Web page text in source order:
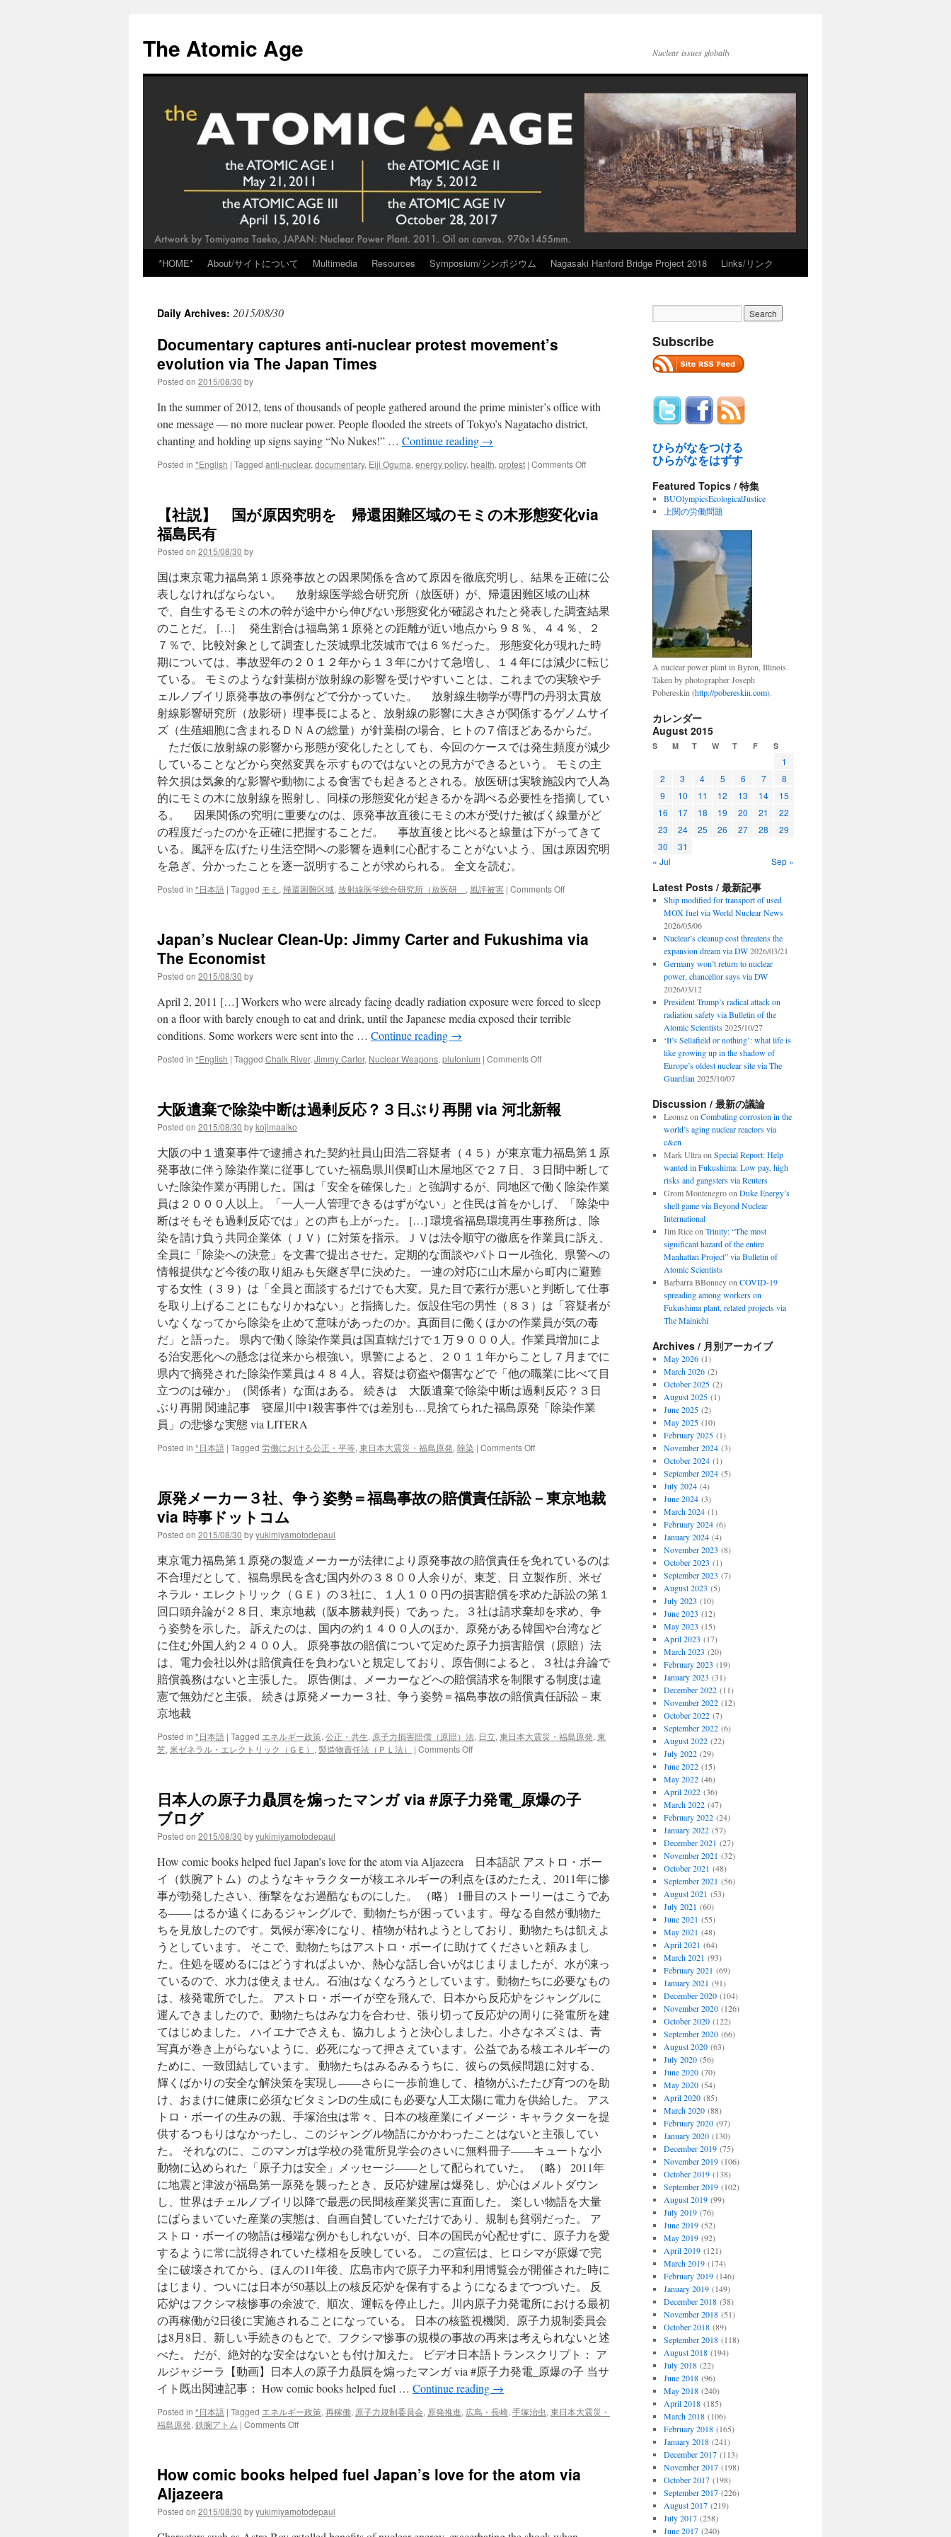
content
The Atomic Age Nuclear issues globally
*HOME* About/サイトについて Multimedia Resources Symposium/シンポジウム Nagasaki Hanford Bridge Project 2018 Links/リンク
Daily Archives: 2015/08/30
Documentary captures anti-nuclear protest movement’s
evolution via The Japan Times
Posted on 2015/08/30 by
In the summer of 2012, tens of thousands of people gathered around the prime minister’s office with
one message — no more nuclear power. People flooded the streets of Tokyo’s Nagatacho district,
chanting and holding up signs saying “No Nukes!” … Continue reading →
Posted in *English | Tagged anti-nuclear, documentary, Eiji Oguma, energy policy, health, protest | Comments Offon
nuclear
The
Japan
Times
【社説】 国が原因究明を 帰還困難区域のモミの木形態変化via
福島民有
Posted on 2015/08/30 by
国は東京電力福島第１原発事故との因果関係を含めて原因を徹底究明し、結果を正確に公
表しなければならない。 放射線医学総合研究所（放医研）が、帰還困難区域の山林
で、自生するモミの木の幹が途中から伸びない形態変化が確認されたと発表した調査結果
のことだ。 […] 発生割合は福島第１原発との距離が近い地点から９８％、４４％、２
７％で、比較対象として調査した茨城県北茨城市では６％だった。 形態変化が現れた時
期については、事故翌年の２０１２年から１３年にかけて急増し、１４年には減少に転じ
ている。 モミのような針葉樹が放射線の影響を受けやすいことは、これまでの実験やチ
ェルノブイリ原発事故の事例などで分かっていた。 放射線生物学が専門の丹羽太貫放
射線影響研究所（放影研）理事長によると、放射線の影響に大きさが関係するゲノムサイ
ズ（生殖細胞に含まれるＤＮＡの総量）が針葉樹の場合、ヒトの７倍ほどあるからだ。
ただ仮に放射線の影響から形態が変化したとしても、今回のケースでは発生頻度が減少
していることなどから突然変異を示すものではないとの見方ができるという。 モミの主
幹欠損は気象的な影響や動物による食害でも起きるとされる。放医研は実験施設内で人為
的にモミの木に放射線を照射し、同様の形態変化が起きるかを調べる必要性を指摘してい
る。 因果関係の究明に重要なのは、原発事故直後にモミの木が受けた被ばく線量がど
の程度だったのかを正確に把握することだ。 事故直後と比べると線量は下がってきて
いる。風評を広げたり生活空間への影響を過剰に心配することがないよう、国は原因究明
を急ぎ、分かったことを逐一説明することが求められる。 全文を読む。
Posted in *日本語 | Tagged モミ , 帰還困難区域, 放射線医学総合研究所（放医研＿ , 風評被害 | Comments Offon
が
を
帰
形
態
変
化
via
福
島
民
有
Japan’s Nuclear Clean-Up: Jimmy Carter and Fukushima via
The Economist
Posted on 2015/08/30 by
April 2, 2011 […] Workers who were already facing deadly radiation exposure were forced to sleep
on a floor with barely enough to eat and drink, until the Japanese media exposed their terrible
conditions. Some workers were sent into the … Continue reading →
Posted in *English | Tagged Chalk River, Jimmy Carter, Nuclear Weapons, plutonium | Comments Offon
Up:
and
Fukushima
via
The
Economist
大阪遺棄で除染中断は過剰反応？３日ぶり再開 via 河北新報
Posted on 2015/08/30 bykojimaaiko
大阪の中１遺棄事件で逮捕された契約社員山田浩二容疑者（４５）が東京電力福島第１原
発事故に伴う除染作業に従事していた福島県川俣町山木屋地区で２７日、３日間中断して
いた除染作業が再開した。国は「安全を確保した」と強調するが、同地区で働く除染作業
員は２０００人以上。「一人一人管理できるはずがない」と住民は首をかしげ、「除染中
断はそもそも過剰反応では」との声も上がった。 […] 環境省福島環境再生事務所は、除
染を請け負う共同企業体（ＪＶ）に対策を指示。ＪＶは法令順守の徹底を作業員に訴え、
全員に「除染への決意」を文書で提出させた。定期的な面談やパトロール強化、県警への
情報提供など今後の取り組みも矢継ぎ早に決めた。 一連の対応に山木屋から町内に避難
する女性（３９）は「全員と面談するだけでも大変。見た目で素行が悪いと判断して仕事
を取り上げることにもなりかねない」と指摘した。仮設住宅の男性（８３）は「容疑者が
いなくなってから除染を止めて意味があったのか。真面目に働くほかの作業員が気の毒
だ」と語った。 県内で働く除染作業員は国直轄だけで１万９０００人。作業員増加によ
る治安悪化への懸念は従来から根強い。県警によると、２０１１年からことし７月までに
県内で摘発された除染作業員は４８４人。容疑は窃盗や傷害などで「他の職業に比べて目
立つのは確か」（関係者）な面はある。 続きは 大阪遺棄で除染中断は過剰反応？３日
ぶり再開 関連記事 寝屋川中1殺害事件では差別も…見捨てられた福島原発「除染作業
員」の悲惨な実態 via LITERA
Posted in *日本語 | Tagged 労働における公正・平等, 東日本大震災・福島原発, 除染 | Comments Offon
棄
断
は
過
剰
反
応？
３
日
り
再
開
北
原発メーカー３社、争う姿勢＝福島事故の賠償責任訴訟－東京地裁
via 時事ドットコム
Posted on 2015/08/30 byyukimiyamotodepaul
東京電力福島第１原発の製造メーカーが法律により原発事故の賠償責任を免れているのは
不合理だとして、福島県民を含む国内外の３８００人余りが、東芝、日 立製作所、米ゼ
ネラル・エレクトリック（ＧＥ）の３社に、１人１００円の損害賠償を求めた訴訟の第１
回口頭弁論が２８日、東京地裁（阪本勝裁判長）であっ た。３社は請求棄却を求め、争
う姿勢を示した。 訴えたのは、国内の約１４００人のほか、原発がある韓国や台湾など
に住む外国人約２４００人。 原発事故の賠償について定めた原子力損害賠償（原賠）法
は、電力会社以外は賠償責任を負わないと規定しており、原告側によると、３社は弁論で
賠償義務はないと主張した。 原告側は、メーカーなどへの賠償請求を制限する制度は違
憲で無効だと主張。 続きは原発メーカー３社、争う姿勢＝福島事故の賠償責任訴訟－東
京地裁
Posted in *日本語 | Tagged エネルギー政策, 公正・共生, 原子力損害賠償（原賠）法, 日立, 東日本大震災・福島原発, 東
芝, 米ゼネラル・エレクトリック（ＧＥ） , 製造物責任法（ＰＬ法） | Comments Offon
ー
争
う
姿
勢
＝
福
事
故
の
賠
償
責
任
訴
訟
－
東
京
地
裁
via
時
事
ド
ッ
ト
コ
ム
日本人の原子力贔屓を煽ったマンガ via #原子力発電_原爆の子
ブログ
Posted on 2015/08/30 byyukimiyamotodepaul
How comic books helped fuel Japan’s love for the atom via Aljazeera 日本語訳 アストロ・ボー
イ（鉄腕アトム）のようなキャラクターが核エネルギーの利点をほめたたえ、2011年に惨
事が勃発したさい、衝撃をなお過酷なものにした。 （略） 1冊目のストーリーはこうであ
る―― はるか遠くにあるジャングルで、動物たちが困っています。母なる自然が動物た
ちを見放したのです。気候が寒冷になり、植物が枯れようとしており、動物たちは飢えよ
うとしています。 そこで、動物たちはアストロ・ボーイに助けてくださいと頼みまし
た。住処を暖めるにはどうすればよいか、熱心な話し合いがはじまりましたが、水が凍っ
ているので、水力は使えません。石油はなくなろうとしています。動物たちに必要なもの
は、核発電所でした。 アストロ・ボーイが空を飛んで、日本から反応炉をジャングルに
運んできましたので、動物たちはみな力を合わせ、張り切って反応炉の周りに発電所を建
てはじめました。 ハイエナでさえも、協力しようと決心しました。小さなネズミは、青
写真が巻き上がらないように、必死になって押さえています。公益である核エネルギーの
ために、一致団結しています。 動物たちはみるみるうちに、彼らの気候問題に対する、
輝くばかりの安全な解決策を実現し――さらに一歩前進して、植物がふたたび育つのを助
け、おまけに健康に必須なビタミンDの生成にも必要な人工太陽に電力を供給した。 アス
トロ・ボーイの生みの親、手塚治虫は常々、日本の核産業にイメージ・キャラクターを提
供するつもりはなかったし、このジャングル物語にかかわったことはないと主張してい
た。 それなのに、このマンガは学校の発電所見学会のさいに無料冊子――キュートな小
動物に込められた「原子力は安全」メッセージ――として配られていた。 （略） 2011年
に地震と津波が福島第一原発を襲ったとき、反応炉建屋は爆発し、炉心はメルトダウン
し、世界はチェルノブイリ以降で最悪の民間核産業災害に直面した。 楽しい物語を大量
にばらまいていた産業の実態は、自画自賛していただけであり、規制も貧弱だった。 ア
ストロ・ボーイの物語は極端な例かもしれないが、日本の国民が心配せずに、原子力を愛
するように常に説得されていた様相を反映している。 この宣伝は、ヒロシマが原爆で完
全に破壊されてから、ほんの11年後、広島市内で原子力平和利用博覧会が開催された時に
はじまり、ついには日本が50基以上の核反応炉を保有するようになるまでつづいた。 反
応炉はフクシマ核惨事の余波で、順次、運転を停止した。川内原子力発電所における最初
の再稼働が2日後に実施されることになっている。 日本の核監視機関、原子力規制委員会
は8月8日、新しい手続きのもとで、フクシマ惨事の規模の事故の再来は考えられないと述
べた。 だが、絶対的な安全はないとも付け加えた。 ビデオ日本語トランスクリプト： ア
ルジャジーラ【動画】日本人の原子力贔屓を煽ったマンガ via #原子力発電_原爆の子 当サ
イト既出関連記事： How comic books helped fuel … Continue reading →
Posted in *日本語 | Tagged エネルギー政策, 再稼働, 原子力規制委員会, 原発推進, 広島・長崎, 手塚治虫, 東日本大震災・
福島原発, 鉄腕アトム | Comments Offon
の
力
How comic books helped fuel Japan’s love for the atom via
Aljazeera
Posted on 2015/08/30 byyukimiyamotodepaul
Subscribe
ひらがなをつける
ひらがなをはずす
Featured Topics / 特集
BUOlympicsEcologicalJustice
上関の労働問題
A nuclear power plant in Byron, Illinois.
Taken by photographer Joseph
Pobereskin (http://pobereskin.com).
カレンダー
August 2015
S M T W T F S
1
2
3 4 5 6 7
8
9
10 11 12 13 14
15
16
17 18 19 20 21
22
23
24 25 26 27 28
29
30
31
« Jul
Sep »
Latest Posts / 最新記事
Ship modified for transport of used
MOX fuel via World Nuclear News
2026/05/06
Nuclear’s cleanup cost threatens the
expansion dream via DW 2026/03/21
Germany won’t return to nuclear
power, chancellor says via DW
2026/03/12
President Trump’s radical attack on
radiation safety via Bulletin of the
Atomic Scientists 2025/10/27
‘It’s Sellafield or nothing’: what life is
like growing up in the shadow of
Europe’s oldest nuclear site via The
Guardian 2025/10/07
Discussion / 最新の議論
Leonszon Combating corrosion in the
world’s aging nuclear reactors via
c&en
Mark Ultraon Special Report: Help
wanted in Fukushima: Low pay, high
risks and gangsters via Reuters
Grom Montenegroon Duke Energy’s
shell game via Beyond Nuclear
International
Jim Riceon Trinity: “The most
significant hazard of the entire
Manhattan Project” via Bulletin of
Atomic Scientists
Barbarra BBonneyon COVID-19
spreading among workers on
Fukushima plant, related projects via
The Mainichi
Archives / 月別アーカイブ
May 2026(1)
March 2026(2)
October 2025(2)
August 2025(1)
June 2025(2)
May 2025(10)
February 2025(1)
November 2024(3)
October 2024(1)
September 2024(5)
July 2024(4)
June 2024(3)
March 2024(1)
February 2024(6)
January 2024(4)
November 2023 (8)
October 2023 (1)
September 2023 (7)
August 2023 (5)
July 2023 (10)
June 2023 (12)
May 2023 (15)
April 2023 (17)
March 2023 (20)
February 2023 (19)
January 2023 (31)
December 2022(11)
November 2022(12)
October 2022(7)
September 2022(6)
August 2022(22)
July 2022(29)
June 2022(15)
May 2022(46)
April 2022(36)
March 2022(47)
February 2022(24)
January 2022(57)
December 2021 (27)
November 2021 (32)
October 2021 (48)
September 2021 (56)
August 2021 (53)
July 2021 (60)
June 2021 (55)
May 2021 (48)
April 2021 (64)
March 2021 (93)
February 2021 (69)
January 2021 (91)
December 2020(104)
November 2020(126)
October 2020(122)
September 2020(66)
August 2020(63)
July 2020(56)
June 2020(70)
May 2020(54)
April 2020(85)
March 2020(88)
February 2020(97)
January 2020(130)
December 2019(75)
November 2019(106)
October 2019(138)
September 2019(102)
August 2019(99)
July 2019(76)
June 2019(52)
May 2019(92)
April 2019(121)
March 2019(174)
February 2019(146)
January 2019(149)
December 2018(38)
November 2018(51)
October 2018(89)
September 2018(118)
August 2018(194)
July 2018(22)
June 2018(96)
May 2018(240)
April 2018(185)
March 2018(106)
February 2018(165)
January 2018(241)
December 2017(113)
November 2017(198)
October 2017(198)
September 2017(226)
August 2017(219)
July 2017(258)
June 2017(240)